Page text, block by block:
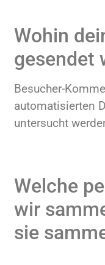
Wohin
gesendet
Besucher-
automatisierten
untersucht
Welche
wir
sie